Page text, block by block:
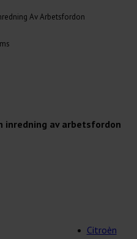
Av Arbetsfordon
inredning av arbetsfordon
Citroèn